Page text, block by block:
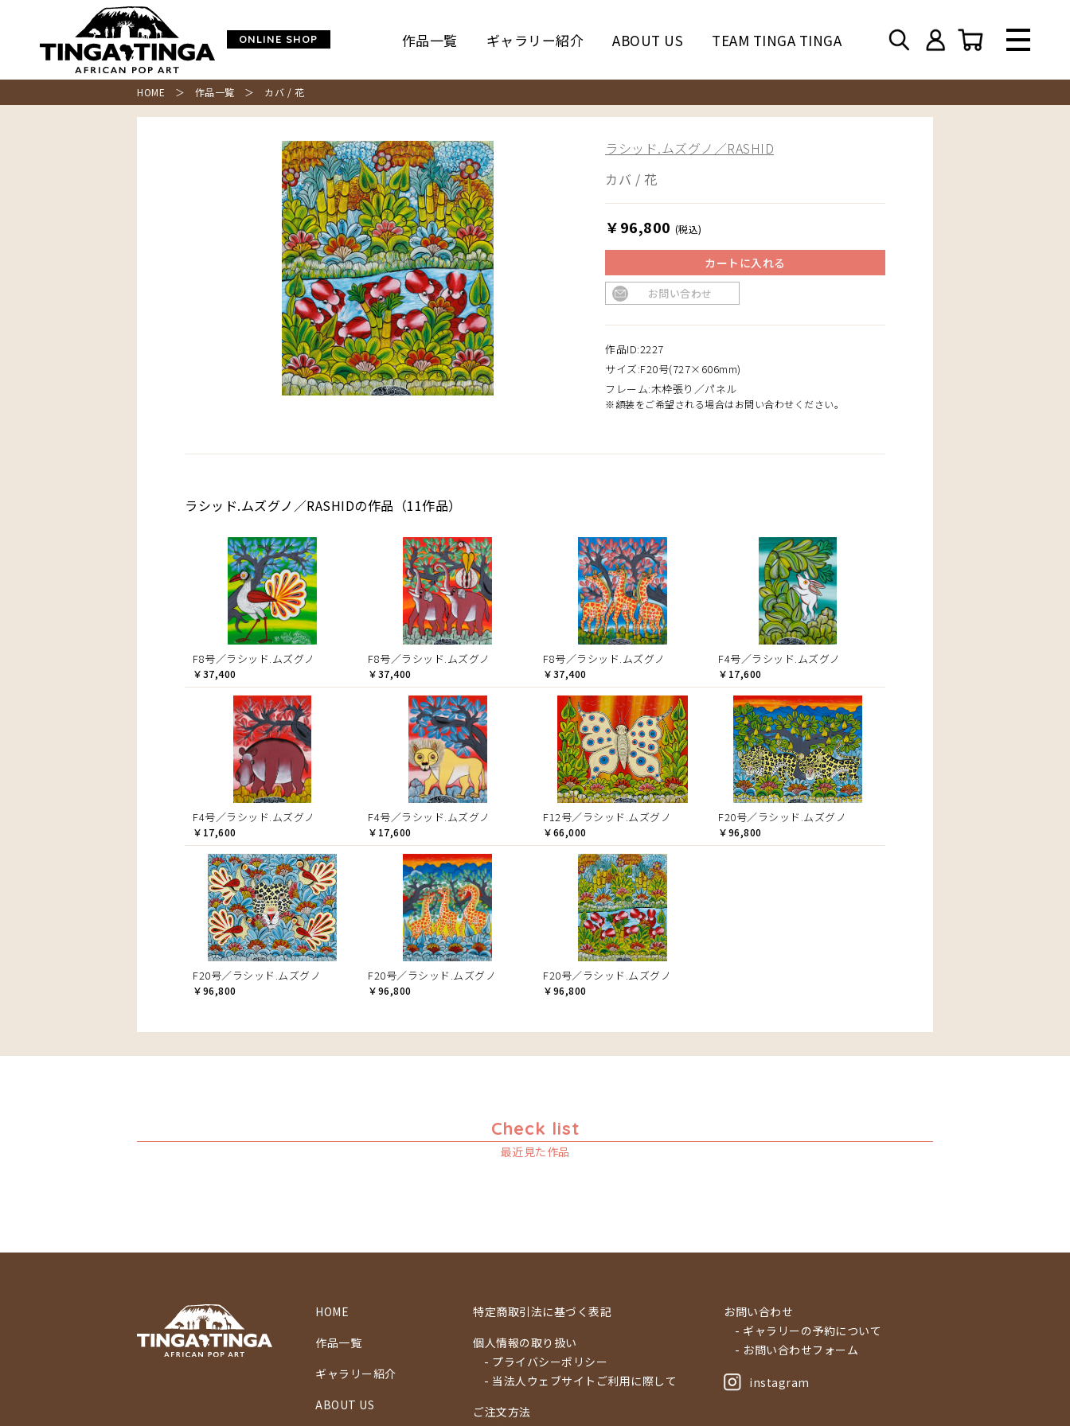
ONLINE SHOP 作品一覧 ギャラリー紹介 ABOUT US TEAM TINGA TINGA
HOME ＞ 作品一覧 ＞ カバ / 花
ラシッド.ムズグノ／RASHID
カバ / 花
￥96,800 (税込)
カートに入れる
お問い合わせ
作品ID:2227
サイズ:F20号(727×606mm)
フレーム:木枠張り／パネル
※額装をご希望される場合はお問い合わせください。
ラシッド.ムズグノ／RASHIDの作品（11作品）
F8号／ラシッド.ムズグノ
￥37,400
F8号／ラシッド.ムズグノ
￥37,400
F8号／ラシッド.ムズグノ
￥37,400
F4号／ラシッド.ムズグノ
￥17,600
F4号／ラシッド.ムズグノ
￥17,600
F4号／ラシッド.ムズグノ
￥17,600
F12号／ラシッド.ムズグノ
￥66,000
F20号／ラシッド.ムズグノ
￥96,800
F20号／ラシッド.ムズグノ
￥96,800
F20号／ラシッド.ムズグノ
￥96,800
F20号／ラシッド.ムズグノ
￥96,800
Check list
最近見た作品
HOME
作品一覧
ギャラリー紹介
ABOUT US
特定商取引法に基づく表記
個人情報の取り扱い
- プライバシーポリシー
- 当法人ウェブサイトご利用に際して
ご注文方法
お問い合わせ
- ギャラリーの予約について
- お問い合わせフォーム
instagram